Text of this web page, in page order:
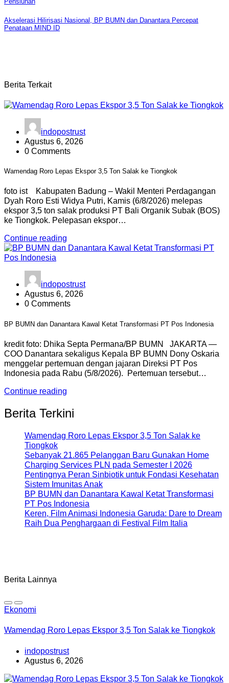
Akselerasi Hilirisasi Nasional, BP BUMN dan Danantara Percepat
Penataan MIND ID
Berita Terkait
indopostrust
Agustus 6, 2026
0 Comments
Wamendag Roro Lepas Ekspor 3,5 Ton Salak ke Tiongkok
foto ist Kabupaten Badung – Wakil Menteri Perdagangan
Dyah Roro Esti Widya Putri, Kamis (6/8/2026) melepas
ekspor 3,5 ton salak produksi PT Bali Organik Subak (BOS)
ke Tiongkok. Pelepasan ekspor…
Continue reading
indopostrust
Agustus 6, 2026
0 Comments
BP BUMN dan Danantara Kawal Ketat Transformasi PT Pos Indonesia
kredit foto: Dhika Septa Permana/BP BUMN JAKARTA —
COO Danantara sekaligus Kepala BP BUMN Dony Oskaria
menggelar pertemuan dengan jajaran Direksi PT Pos
Indonesia pada Rabu (5/8/2026). Pertemuan tersebut…
Continue reading
Berita Terkini
Wamendag Roro Lepas Ekspor 3,5 Ton Salak ke
Tiongkok
Sebanyak 21.865 Pelanggan Baru Gunakan Home
Charging Services PLN pada Semester I 2026
Pentingnya Peran Sinbiotik untuk Fondasi Kesehatan
Sistem Imunitas Anak
BP BUMN dan Danantara Kawal Ketat Transformasi
PT Pos Indonesia
Keren, Film Animasi Indonesia Garuda: Dare to Dream
Raih Dua Penghargaan di Festival Film Italia
Berita Lainnya
Ekonomi
Wamendag Roro Lepas Ekspor 3,5 Ton Salak ke Tiongkok
indopostrust
Agustus 6, 2026